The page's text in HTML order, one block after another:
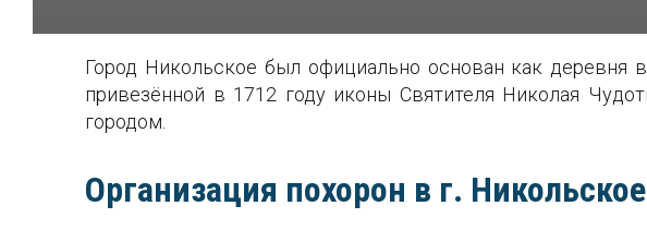
Город Никольское был официально основан как деревня
привезённой в 1712 году иконы Святителя Николая
городом.
Организация похорон в г. Никольское